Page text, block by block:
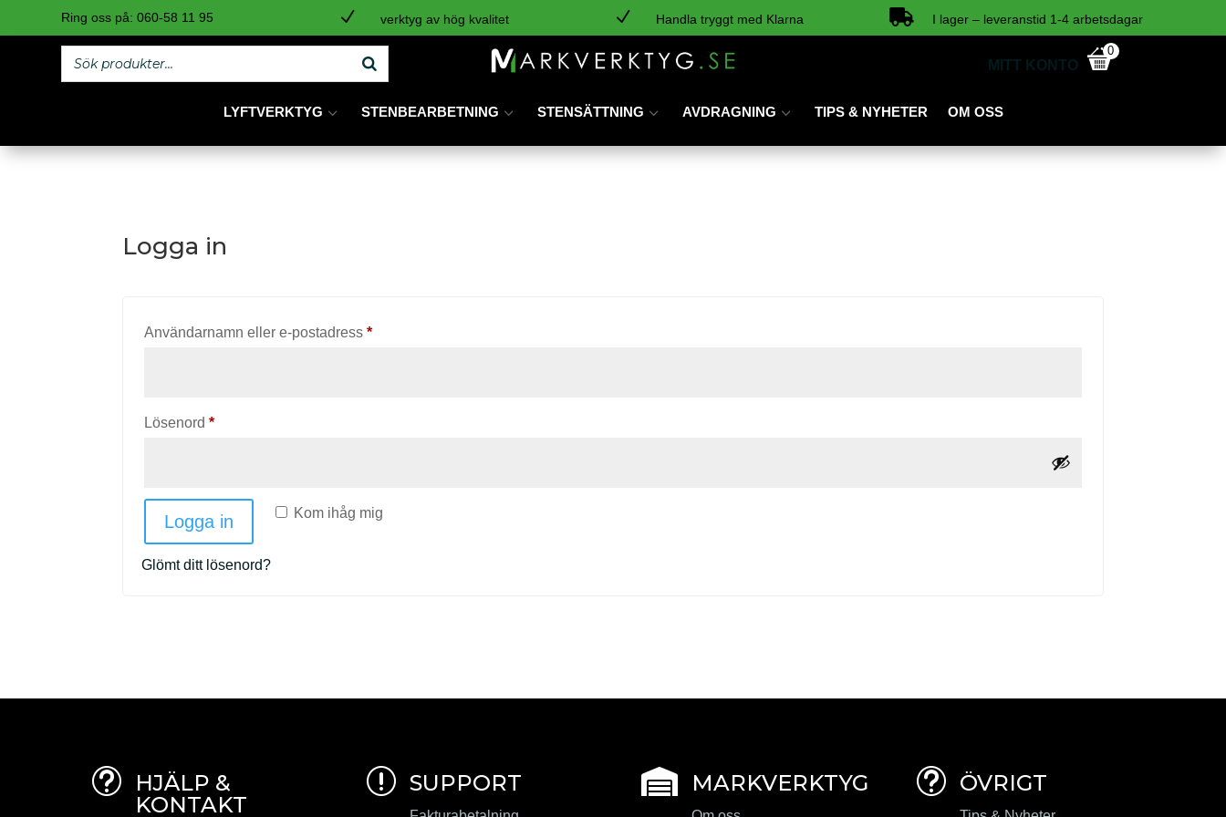
Ring oss på:060-58 11 95 N verktyg av hög kvalitet N Handla tryggt med Klarna  I lager – leveranstid 1-4 arbetsdagar
MITT KONTO
0
LYFTVERKTYG STENBEARBETNING STENSÄTTNING AVDRAGNING TIPS & NYHETER OM OSS
Logga in
Användarnamn eller e-postadress*Obligatoriskt
Lösenord*Obligatoriskt
Kom ihåg mig
Logga in
Glömt ditt lösenord?
t
HJÄLP &
KONTAKT
r SUPPORT  MARKVERKTYG t ÖVRIGT